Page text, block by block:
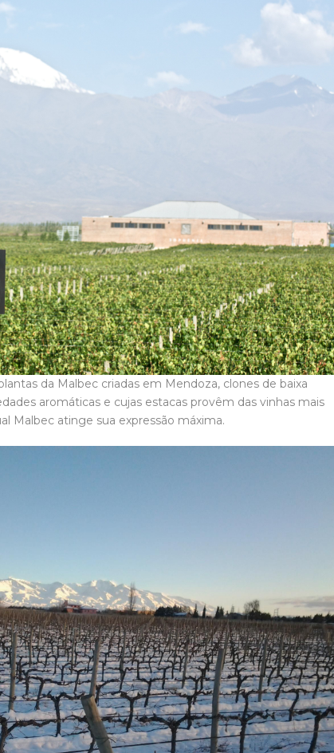
da Malbec criadas em Mendoza, clones de baixa
aromáticas e cujas estacas provêm das vinhas mais
Malbec atinge sua expressão máxima.